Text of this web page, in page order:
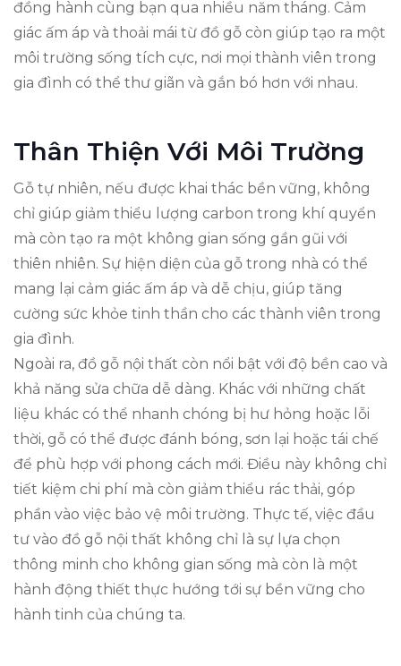
đồng hành cùng bạn qua nhiều năm tháng. Cảm
giác ấm áp và thoải mái từ đồ gỗ còn giúp tạo ra một
môi trường sống tích cực, nơi mọi thành viên trong
gia đình có thể thư giãn và gắn bó hơn với nhau.
Thân Thiện Với Môi Trường
Gỗ tự nhiên, nếu được khai thác bền vững, không
chỉ giúp giảm thiểu lượng carbon trong khí quyển
mà còn tạo ra một không gian sống gần gũi với
thiên nhiên. Sự hiện diện của gỗ trong nhà có thể
mang lại cảm giác ấm áp và dễ chịu, giúp tăng
cường sức khỏe tinh thần cho các thành viên trong
gia đình.
Ngoài ra, đồ gỗ nội thất còn nổi bật với độ bền cao và
khả năng sửa chữa dễ dàng. Khác với những chất
liệu khác có thể nhanh chóng bị hư hỏng hoặc lỗi
thời, gỗ có thể được đánh bóng, sơn lại hoặc tái chế
để phù hợp với phong cách mới. Điều này không chỉ
tiết kiệm chi phí mà còn giảm thiểu rác thải, góp
phần vào việc bảo vệ môi trường. Thực tế, việc đầu
tư vào đồ gỗ nội thất không chỉ là sự lựa chọn
thông minh cho không gian sống mà còn là một
hành động thiết thực hướng tới sự bền vững cho
hành tinh của chúng ta.